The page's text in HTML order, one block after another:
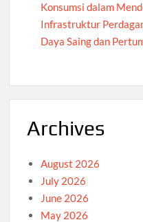
Konsumsi dalam
Infrastruktur
Daya Saing dan
Archives
August 2026
July 2026
June 2026
May 2026